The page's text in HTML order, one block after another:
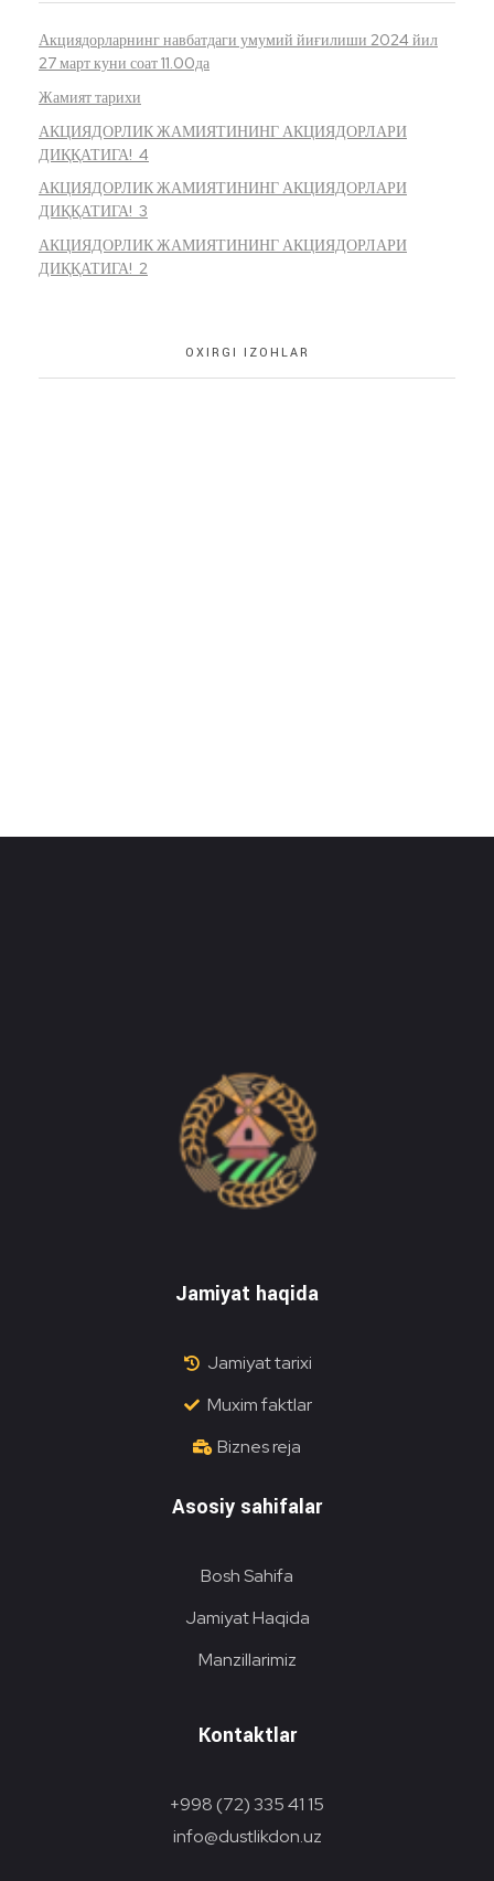
Акциядорларнинг навбатдаги умумий йиғилиши 2024 йил
27 март куни соат 11.00да
Жамият тарихи
АКЦИЯДОРЛИК ЖАМИЯТИНИНГ АКЦИЯДОРЛАРИ
ДИҚҚАТИГА! 4
АКЦИЯДОРЛИК ЖАМИЯТИНИНГ АКЦИЯДОРЛАРИ
ДИҚҚАТИГА! 3
АКЦИЯДОРЛИК ЖАМИЯТИНИНГ АКЦИЯДОРЛАРИ
ДИҚҚАТИГА! 2
OXIRGI IZOHLAR
Jamiyat haqida
Jamiyat tarixi
Muxim faktlar
Biznes reja
Asosiy sahifalar
Bosh Sahifa
Jamiyat Haqida
Manzillarimiz
Kontaktlar
+998 (72) 335 41 15
info@dustlikdon.uz